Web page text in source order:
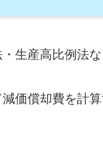
生産高比例法な
価償却費を計